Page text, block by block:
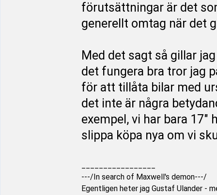
förutsättningar är det
generellt omtag när det
Med det sagt så gillar
det fungera bra tror jag
för att tillåta bilar med
det inte är några
exempel, vi har bara 17"
slippa köpa nya om vi
---/In search of Maxwell's demon---/
Egentligen heter jag Gustaf Ulander -